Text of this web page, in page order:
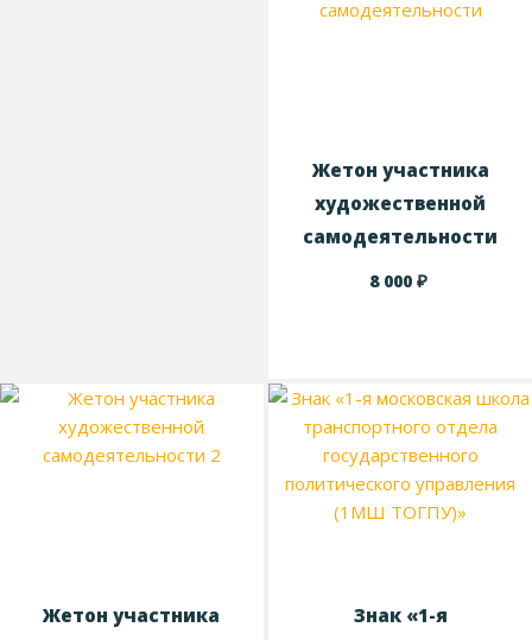
Жетон участника
художественной
самодеятельности
8 000₽
Жетон участника
Знак «1-я